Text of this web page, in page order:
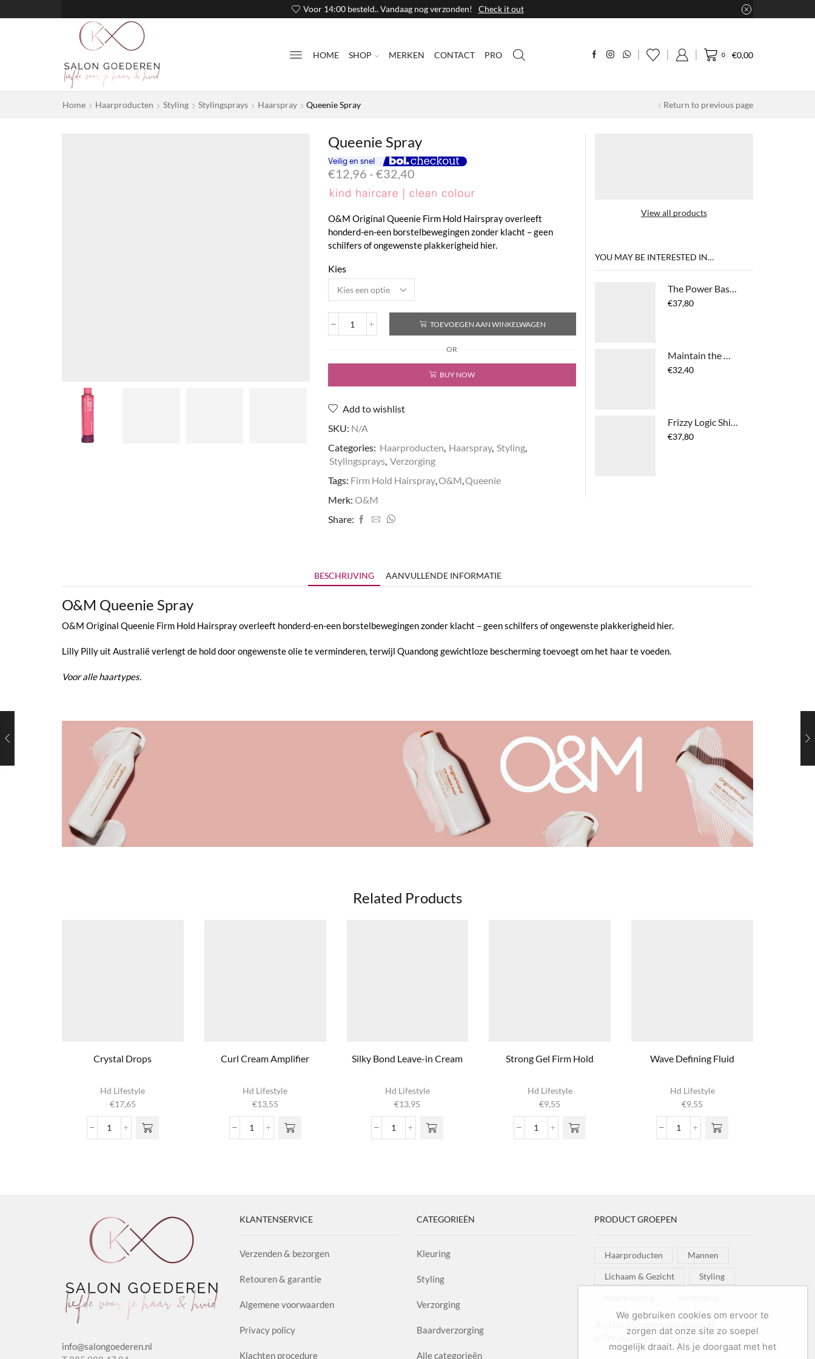
Voor 14:00 besteld.. Vandaag nog verzonden! Check it out
HOME SHOP MERKEN CONTACT PRO 0 €0,00
Home Haarproducten Styling Stylingsprays Haarspray Queenie Spray Return to previous page
Queenie Spray
€12,96 - €32,40Prijsklasse:
€12,96
tot
€32,40
O&M Original Queenie Firm Hold Hairspray overleeft
honderd-en-een borstelbewegingen zonder klacht – geen
schilfers of ongewenste plakkerigheid hier.
Kies
Queenie
TOEVOEGEN AAN WINKELWAGEN
OR
BUY NOW
Add to wishlist
SKU: N/A
Categories: Haarproducten Haarspray, Styling,
Stylingsprays, Verzorging
Tags: Firm Hold Hairspray, O&M Queenie
Merk: O&M
Share:
View all products
YOU MAY BE INTERESTED IN…
The Power Base Mask
€37,80
Maintain the Mane Shampoo
€32,40
Frizzy Logic Shine Spray
€37,80
BESCHRIJVING AANVULLENDE INFORMATIE
O&M Queenie Spray
O&M Original Queenie Firm Hold Hairspray overleeft honderd-en-een borstelbewegingen zonder klacht – geen schilfers of ongewenste plakkerigheid hier.
Lilly Pilly uit Australië verlengt de hold door ongewenste olie te verminderen, terwijl Quandong gewichtloze bescherming toevoegt om het haar te voeden.
Voor alle haartypes.
Related Products
Crystal Drops
Hd Lifestyle
€17,65
Crystal
Curl Cream Amplifier
Hd Lifestyle
€13,55
Curl
Silky Bond Leave-in Cream
Hd Lifestyle
€13,95
Silky
Strong Gel Firm Hold
Hd Lifestyle
€9,55
Strong
Wave Defining Fluid
Hd Lifestyle
€9,55
Wave
info@salongoederen.nl
KLANTENSERVICE
Verzenden & bezorgen
Retouren & garantie
Algemene voorwaarden
Privacy policy
Klachten procedure
CATEGORIEËN
Kleuring
Styling
Verzorging
Baardverzorging
Alle categorieën
PRODUCT GROEPEN
Haarproducten Mannen
Lichaam & Gezicht Styling
Al onze goederen zijn inclusief
BTW afgebeeld in onze shop!
We gebruiken cookies om ervoor te
zorgen dat onze site zo soepel
mogelijk draait. Als je doorgaat met het